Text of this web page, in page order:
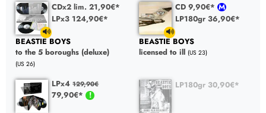
CDx2 lim. 21,90€*
LPx3 124,90€*
BEASTIE BOYS
to the 5 boroughs (deluxe)
(US 26)
CD 9,90€*
LP180gr 36,90€*
BEASTIE BOYS
licensed to ill (US 23)
LPx4129,90€
79,90€*
LP180gr 30,90€*